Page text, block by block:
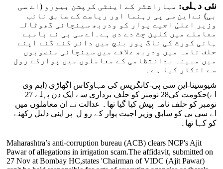
نئی دہلی: مہاراشٹر کے اینٹی کرپشن بیورو (اے سی
بی) نےاین سی پی رہنما اور ریاست کے سابق نائب
وزیر اعلیٰ اجیت پوار کو ودربھ سینچائی گھوٹالہ
معاملے میں کلین چٹ دے دی ہے۔اے سی بی نے بامبے
ہائی کورٹ کی ناگ پور بنچ میں دائر کئے گئے اپنے
حلف نامہ میں ودربھ علاقے میں سینچائی منصوبوں
میں مبینہ بدانتظامی کے معاملوں میں پوارکے رول
سے انکار کیا ہے۔
اے)حکومت کی28 نومبر کو حلف برداری سے ایک دن پہلے 27
نومبر کو حلف نامہ پیش کیا گیا تھا۔ عدالت نے ان معاملوں میں
اے سی بی کو سابق وزیر اجیت پوار کے رو ل پر اپنی دلیل رکھنے
کو کہا تھا۔
Maharashtra’s anti-corruption bureau (ACB) clears NCP's Ajit
Pawar of allegations in irrigation scam.The affidavit, submitted on
27 Nov at Bombay HC,states 'Chairman of VIDC (Ajit Pawar)